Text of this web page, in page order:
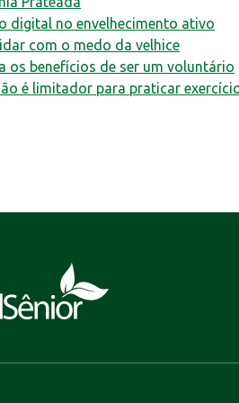
digital no envelhecimento ativo
com o medo da velhice
os benefícios de ser um voluntário
é limitador para praticar